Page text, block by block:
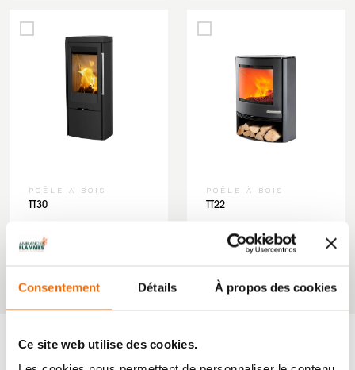
Consentement Détails À propos des cookies
Ce site web utilise des cookies.
POÊLE À BOIS
TT30
POÊLE À BOIS
TT22